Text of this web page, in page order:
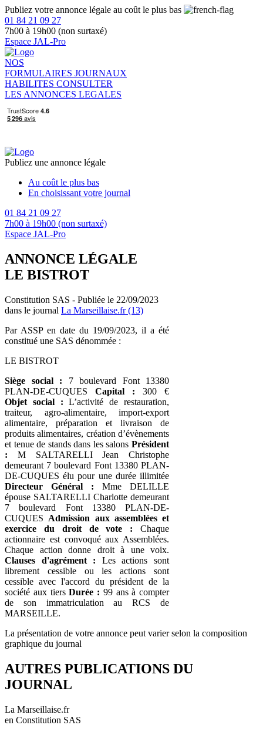
Publiez votre annonce légale au coût le plus bas
01 84 21 09 27
7h00 à 19h00 (non surtaxé)
Espace JAL-Pro
NOS
FORMULAIRES JOURNAUX
HABILITES CONSULTER
LES ANNONCES LEGALES
Publiez une annonce légale
Au coût le plus bas
En choisissant votre journal
01 84 21 09 27
7h00 à 19h00 (non surtaxé)
Espace JAL-Pro
ANNONCE LÉGALE
LE BISTROT
Constitution SAS - Publiée le 22/09/2023
dans le journal La Marseillaise.fr (13)
Par ASSP en date du 19/09/2023, il a été
constitué une SAS dénommée :
LE BISTROT
Siège social : 7 boulevard Font 13380
PLAN-DE-CUQUES Capital : 300 €
Objet social : L’activité de restauration,
traiteur, agro-alimentaire, import-export
alimentaire, préparation et livraison de
produits alimentaires, création d’évènements
et tenue de stands dans les salons Président
: M SALTARELLI Jean Christophe
demeurant 7 boulevard Font 13380 PLAN-
DE-CUQUES élu pour une durée illimitée
Directeur Général : Mme DELILLE
épouse SALTARELLI Charlotte demeurant
7 boulevard Font 13380 PLAN-DE-
CUQUES Admission aux assemblées et
exercice du droit de vote : Chaque
actionnaire est convoqué aux Assemblées.
Chaque action donne droit à une voix.
Clauses d'agrément : Les actions sont
librement cessible ou les actions sont
cessible avec l'accord du président de la
société aux tiersDurée : 99 ans à compter
de son immatriculation au RCS de
MARSEILLE.
La présentation de votre annonce peut varier selon la composition
graphique du journal
AUTRES PUBLICATIONS DU
JOURNAL
La Marseillaise.fr
en Constitution SAS